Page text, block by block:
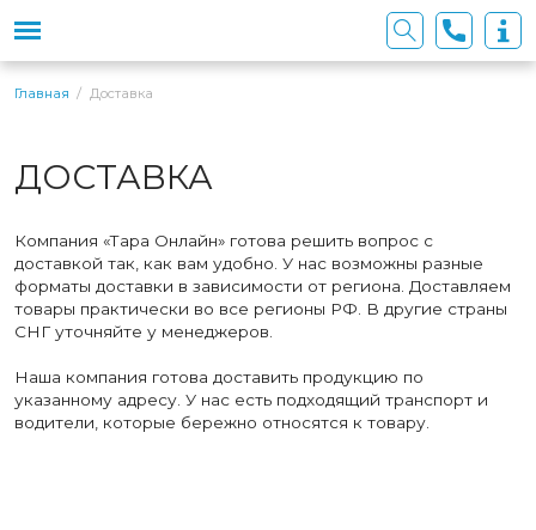
Главная Доставка
ДОСТАВКА
Компания «Тара Онлайн» готова решить вопрос с
доставкой так, как вам удобно. У нас возможны разные
форматы доставки в зависимости от региона. Доставляем
товары практически во все регионы РФ. В другие страны
СНГ уточняйте у менеджеров.
Наша компания готова доставить продукцию по
указанному адресу. У нас есть подходящий транспорт и
водители, которые бережно относятся к товару.